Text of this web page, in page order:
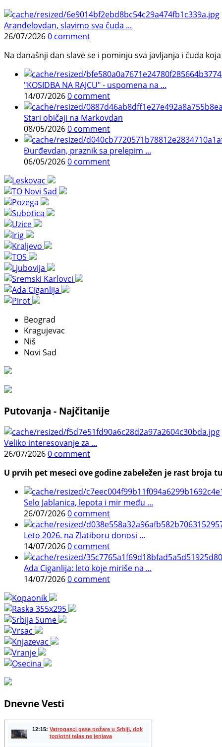
Aranđelovdan, slavimo sva čuda ...
26/07/20260 comment
Na današnji dan slave se i pominju sva javljanja i čuda
"KOSIDBA NA RAJCU" - uspomena na ...
14/07/20260 comment
Stari običaji na Markovdan
08/05/20260 comment
Đurđevdan, praznik sa prelepim ...
06/05/20260 comment
Beograd
Kragujevac
Niš
Novi Sad
Putovanja - Najčitanije
Veliko interesovanje za ...
26/07/20260 comment
U prvih pet meseci ove godine zabeležen je rast
Selo Jablanica, lepota i mir među ...
26/07/20260 comment
Leto 2026. na Zlatiboru donosi ...
14/07/20260 comment
Ada Ciganlija: leto koje miriše na ...
14/07/20260 comment
Dnevne Vesti